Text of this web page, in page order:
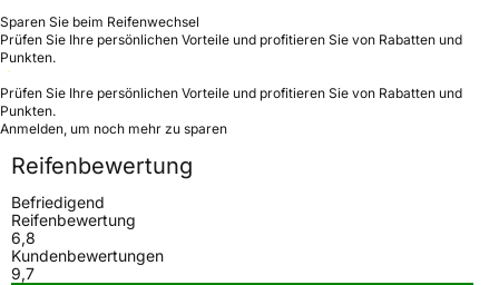
Sparen Sie beim Reifenwechsel
Prüfen Sie Ihre persönlichen Vorteile und profitieren Sie von Rabatten und
Punkten.
Prüfen Sie Ihre persönlichen Vorteile und profitieren Sie von Rabatten und
Punkten.
Anmelden, um noch mehr zu sparen
Reifenbewertung
Befriedigend
Reifenbewertung
6,8
Kundenbewertungen
9,7